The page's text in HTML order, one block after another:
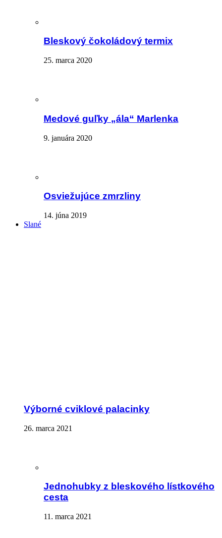
Bleskový čokoládový termix
25. marca 2020
Medové guľky „ála“ Marlenka
9. januára 2020
Osviežujúce zmrzliny
14. júna 2019
Slané
Výborné cviklové palacinky
26. marca 2021
Jednohubky z bleskového lístkového
cesta
11. marca 2021